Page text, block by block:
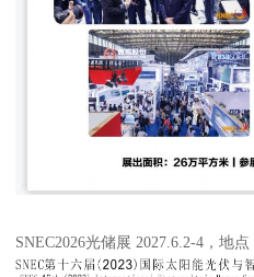
SNEC2026光储展 2027.6.2-4，地